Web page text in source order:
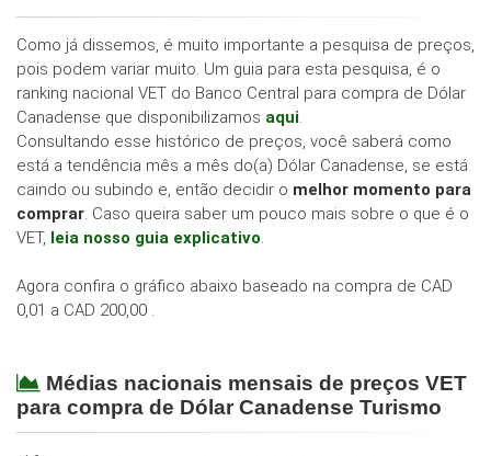
Como já dissemos, é muito importante a pesquisa de preços,
pois podem variar muito. Um guia para esta pesquisa, é o
ranking nacional VET do Banco Central para compra de Dólar
Canadense que disponibilizamos aqui.
Consultando esse histórico de preços, você saberá como
está a tendência mês a mês do(a) Dólar Canadense, se está
caindo ou subindo e, então decidir o melhor momento para
comprar. Caso queira saber um pouco mais sobre o que é o
VET, leia nosso guia explicativo.
Agora confira o gráfico abaixo baseado na compra de CAD
0,01 a CAD 200,00 .
Médias nacionais mensais de preços VET
para compra de Dólar Canadense Turismo